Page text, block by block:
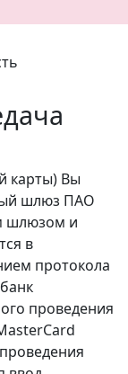
карты) Вы
шлюз ПАО
шлюзом и
в
протокола
проведения